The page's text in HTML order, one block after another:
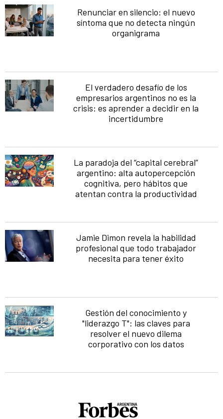
Renunciar en silencio: el nuevo
síntoma que no detecta ningún
organigrama
El verdadero desafío de los
empresarios argentinos no es la
crisis: es aprender a decidir en la
incertidumbre
La paradoja del “capital cerebral”
argentino: alta autopercepción
cognitiva, pero hábitos que
atentan contra la productividad
Jamie Dimon revela la habilidad
profesional que todo trabajador
necesita para tener éxito
Gestión del conocimiento y
"liderazgo T": las claves para
resolver el nuevo dilema
corporativo con los datos